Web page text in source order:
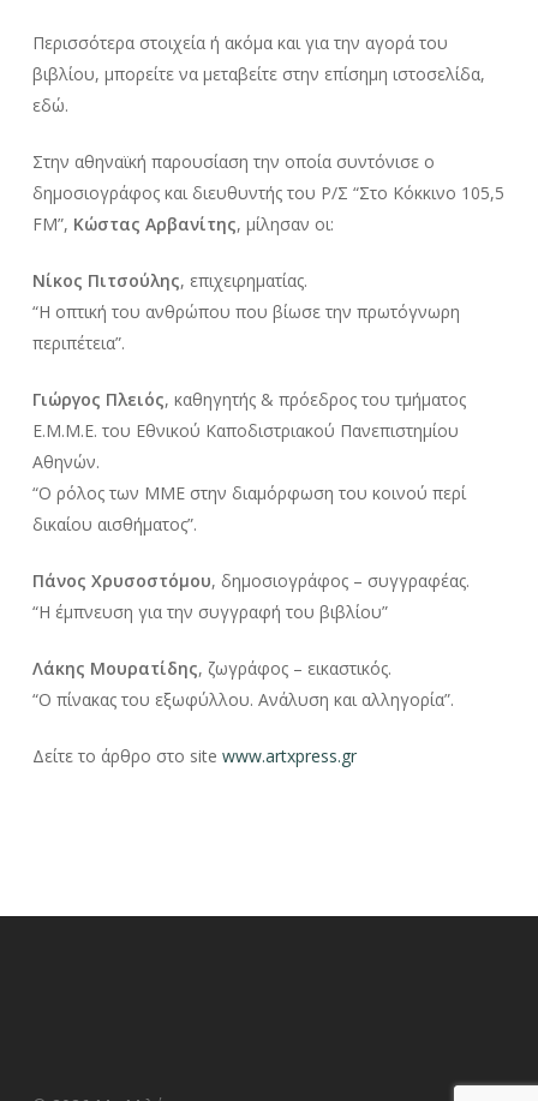
Περισσότερα στοιχεία ή ακόμα και για την αγορά του
βιβλίου, μπορείτε να μεταβείτε στην επίσημη ιστοσελίδα,
εδώ.
Στην αθηναϊκή παρουσίαση την οποία συντόνισε ο
δημοσιογράφος και διευθυντής του Ρ/Σ “Στο Κόκκινο 105,5
FM”, Κώστας Αρβανίτης, μίλησαν οι:
Νίκος Πιτσούλης, επιχειρηματίας.
“Η οπτική του ανθρώπου που βίωσε την πρωτόγνωρη
περιπέτεια”.
Γιώργος Πλειός, καθηγητής & πρόεδρος του τμήματος
Ε.Μ.Μ.Ε. του Εθνικού Καποδιστριακού Πανεπιστημίου
Αθηνών.
“Ο ρόλος των ΜΜΕ στην διαμόρφωση του κοινού περί
δικαίου αισθήματος”.
Πάνος Χρυσοστόμου, δημοσιογράφος – συγγραφέας.
“Η έμπνευση για την συγγραφή του βιβλίου”
Λάκης Μουρατίδης, ζωγράφος – εικαστικός.
“Ο πίνακας του εξωφύλλου. Ανάλυση και αλληγορία”.
Δείτε το άρθρο στο site www.artxpress.gr